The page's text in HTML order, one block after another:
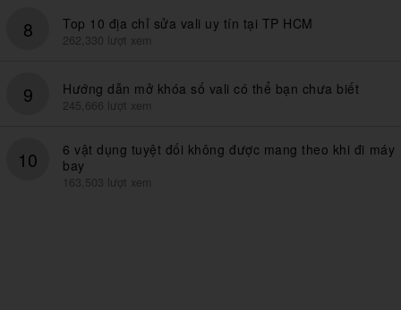
8 Top 10 địa chỉ sửa vali uy tín tại TP HCM
262,330 lượt xem
9 Hướng dẫn mở khóa số vali có thể bạn chưa biết
245,666 lượt xem
10
6 vật dụng tuyệt đối không được mang theo khi đi máy
bay
163,503 lượt xem